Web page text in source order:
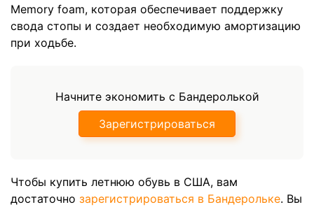
Memory foam, которая обеспечивает поддержку
свода стопы и создает необходимую амортизацию
при ходьбе.
Начните экономить с Бандеролькой
Зарегистрироваться
Чтобы купить летнюю обувь в США, вам
достаточно зарегистрироваться в Бандерольке. Вы